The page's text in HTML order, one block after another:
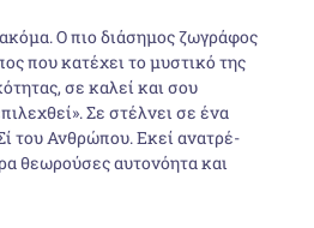
Ο πιο διάσημος ζωγράφος
που κατέχει το μυστικό της
σε καλεί και σου
Σε στέλνει σε ένα
του Ανθρώπου. Εκεί ανατρέ-
θεωρούσες αυτονόητα και